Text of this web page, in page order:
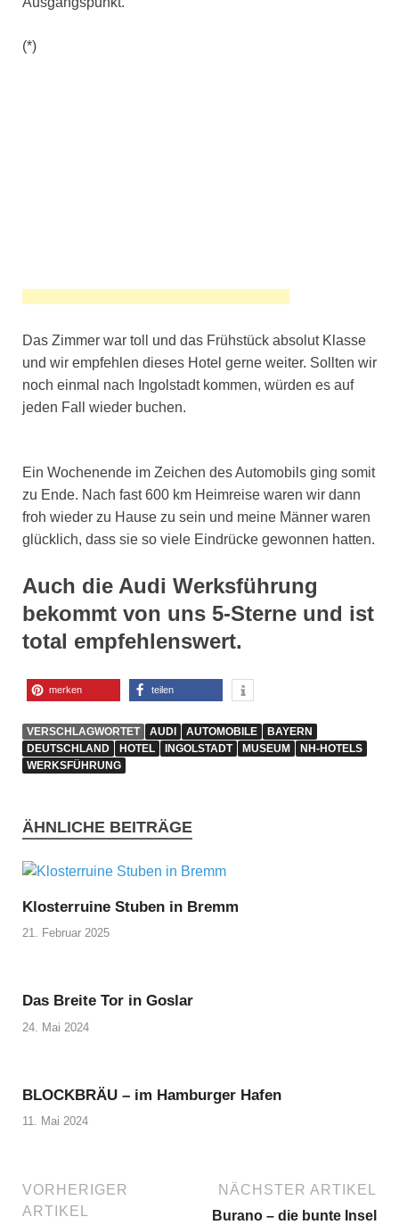
(*)
Das Zimmer war toll und das Frühstück absolut Klasse
und wir empfehlen dieses Hotel gerne weiter. Sollten wir
noch einmal nach Ingolstadt kommen, würden es auf
jeden Fall wieder buchen.
Ein Wochenende im Zeichen des Automobils ging somit
zu Ende. Nach fast 600 km Heimreise waren wir dann
froh wieder zu Hause zu sein und meine Männer waren
glücklich, dass sie so viele Eindrücke gewonnen hatten.
Auch die Audi Werksführung
bekommt von uns 5-Sterne und ist
total empfehlenswert.
merken teilen
VERSCHLAGWORTET AUDI AUTOMOBILE
BAYERN
DEUTSCHLAND
HOTEL INGOLSTADT MUSEUM
NH-HOTELS
WERKSFÜHRUNG
ÄHNLICHE BEITRÄGE
Klosterruine Stuben in Bremm
21. Februar 2025
Das Breite Tor in Goslar
24. Mai 2024
BLOCKBRÄU – im Hamburger Hafen
11. Mai 2024
VORHERIGER
ARTIKEL
NÄCHSTER ARTIKEL
Burano – die bunte Insel